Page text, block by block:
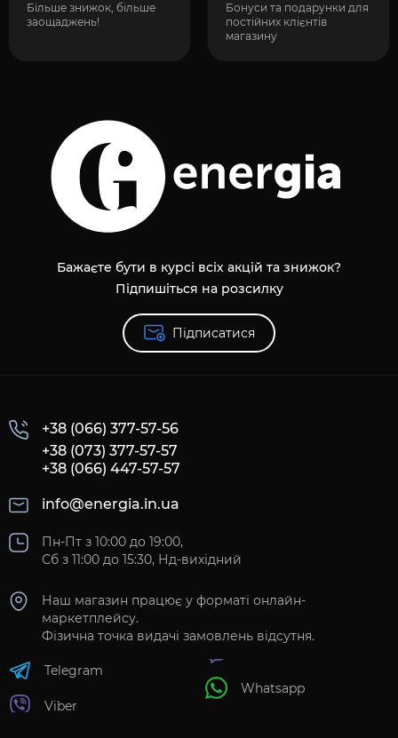
Більше знижок, більше
заощаджень!
Бонуси та подарунки для
постійних клієнтів
магазину
Бажаєте бути в курсі всіх акцій та знижок?
Підпишіться на розсилку
Підписатися
+38 (066) 377-57-56
+38 (073) 377-57-57
+38 (066) 447-57-57
info@energia.in.ua
Пн-Пт з 10:00 до 19:00,
Сб з 11:00 до 15:30, Нд-вихідний
Наш магазин працює у форматі онлайн-
маркетплейсу.
Фізична точка видачі замовлень відсутня.
Telegram
Viber
Whatsapp